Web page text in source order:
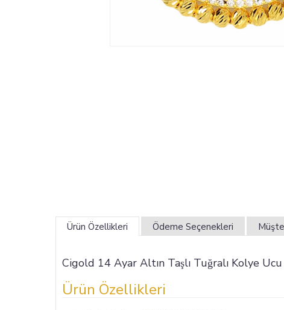
Ürün Özellikleri Ödeme Seçenekleri
Cigold 14 Ayar Altın Taşlı Tuğralı Kolye
Ürün Özellikleri